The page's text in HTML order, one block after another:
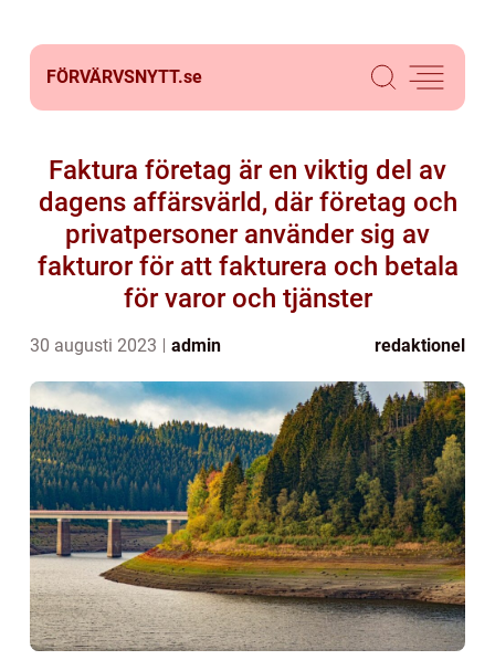
FÖRVÄRVSNYTT.se
Faktura företag är en viktig del av
dagens affärsvärld, där företag och
privatpersoner använder sig av
fakturor för att fakturera och betala
för varor och tjänster
30 augusti 2023 admin redaktionel